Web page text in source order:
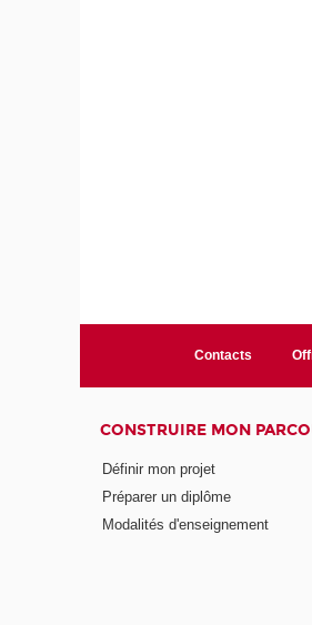
Contacts
CONSTRUIRE MON
Définir mon projet
Préparer un diplôme
Modalités d'enseignement